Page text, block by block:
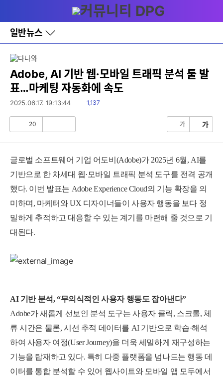
와
홈
일반뉴스
바
로
레
이
어
창
토
Adobe, AI 기반 웹·모바일 트래픽 분석 툴 발
표…마케팅 자동화에 속도
2025.06.17. 19:13:44
읽
1,137
공20 가 가
글로벌 소프트웨어 기업 어도비(Adobe)가 2025년 6월, AI를
기반으로 한 차세대 웹·모바일 트래픽 분석 도구를 전격 공개
했다. 이번 발표는 Adobe Experience Cloud의 기능 확장을 의
미하며, 마케터와 UX 디자이너들이 사용자 행동을 보다 정
밀하게 추적하고 대응할 수 있는 계기를 마련해 줄 것으로 기
대된다.
AI 기반 분석, “무의식적인 사용자 행동도 잡아낸다”
Adobe가 새롭게 선보인 분석 도구는 사용자 클릭, 스크롤, 체
류 시간은 물론, 시선 추적 데이터를 AI 기반으로 학습·해석
하여 사용자 여정(User Journey)을 더욱 세밀하게 재구성하는
기능을 탑재하고 있다. 특히 다중 플랫폼을 넘나드는 행동 데
이터를 통합 분석할 수 있어 웹사이트와 모바일 앱 모두에서